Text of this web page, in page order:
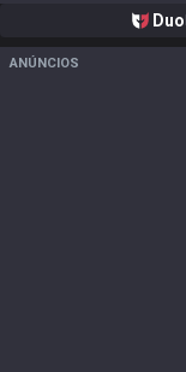
Duo
ANÚNCIOS